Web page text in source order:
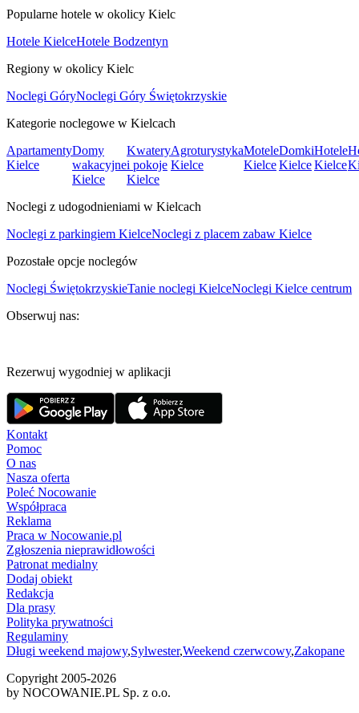
Popularne hotele w okolicy Kielc
Hotele KielceHotele Bodzentyn
Regiony w okolicy Kielc
Noclegi GóryNoclegi Góry Świętokrzyskie
Kategorie noclegowe w Kielcach
Apartamenty
Kielce
Domy
wakacyjne
Kielce
Kwatery
i pokoje
Kielce
Agroturystyka
Kielce
Motele
Kielce
Domki
Kielce
Hotele
Kielce
Noclegi z udogodnieniami w Kielcach
Noclegi z parkingiem KielceNoclegi z placem zabaw Kielce
Pozostałe opcje noclegów
Noclegi ŚwiętokrzyskieTanie noclegi KielceNoclegi Kielce centrum
Obserwuj nas:
Rezerwuj wygodniej w aplikacji
Kontakt
Pomoc
O nas
Nasza oferta
Poleć Nocowanie
Współpraca
Reklama
Praca w Nocowanie.pl
Zgłoszenia nieprawidłowości
Patronat medialny
Dodaj obiekt
Redakcja
Dla prasy
Polityka prywatności
Regulaminy
Długi weekend majowy,Sylwester,Weekend czerwcowy,Zakopane
Copyright 2005-2026
by NOCOWANIE.PL Sp. z o.o.